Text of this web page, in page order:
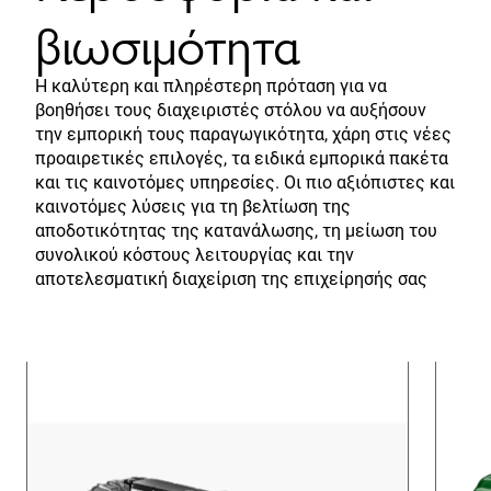
βιωσιμότητα
Η καλύτερη και πληρέστερη πρόταση για να
βοηθήσει τους διαχειριστές στόλου να αυξήσουν
την εμπορική τους παραγωγικότητα, χάρη στις νέες
προαιρετικές επιλογές, τα ειδικά εμπορικά πακέτα
και τις καινοτόμες υπηρεσίες. Οι πιο αξιόπιστες και
καινοτόμες λύσεις για τη βελτίωση της
αποδοτικότητας της κατανάλωσης, τη μείωση του
συνολικού κόστους λειτουργίας και την
αποτελεσματική διαχείριση της επιχείρησής σας